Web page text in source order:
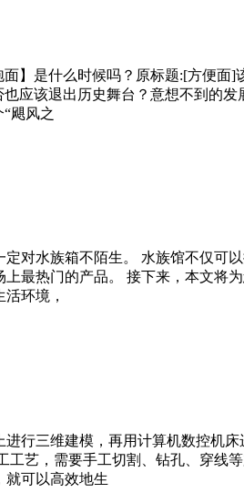
】是什么时候吗？原标题:[方便
应该退出历史舞台？意想不到的
飓风之
对水族箱不陌生。 水族馆不仅
最热门的产品。 接下来，本文
环境，
行三维建模，再用计算机数控机
艺，需要手工切割、钻孔、穿
就可以高效地生